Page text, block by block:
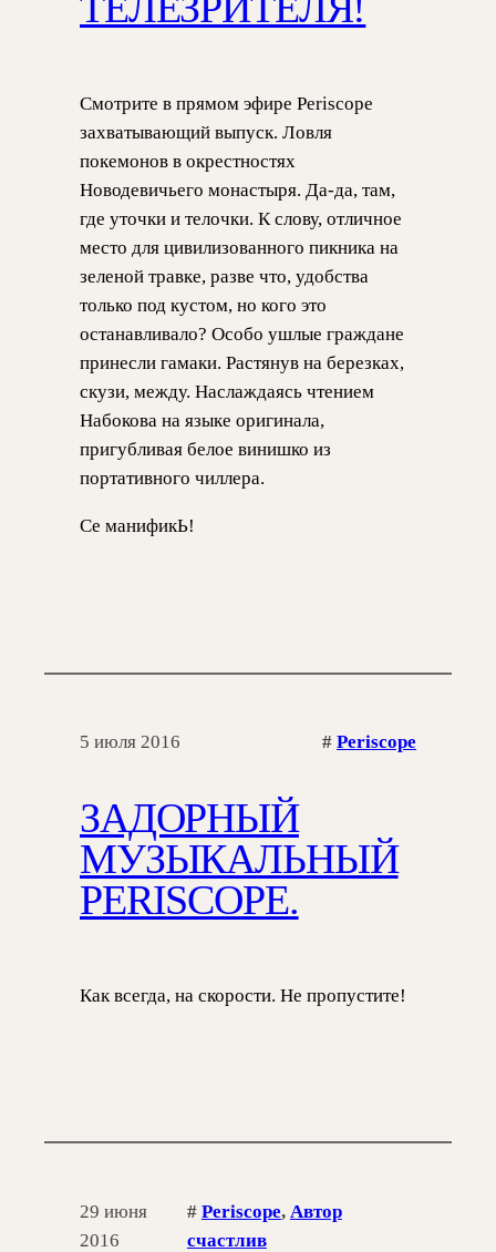
Смотрите в прямом эфире Periscope
захватывающий выпуск. Ловля
покемонов в окрестностях
Новодевичьего монастыря. Да-да, там,
где уточки и телочки. К слову, отличное
место для цивилизованного пикника на
зеленой травке, разве что, удобства
только под кустом, но кого это
останавливало? Особо ушлые граждане
принесли гамаки. Растянув на березках,
скузи, между. Наслаждаясь чтением
Набокова на языке оригинала,
пригубливая белое винишко из
портативного чиллера.
Се манификЬ!
5 июля 2016 # Periscope
ЗАДОРНЫЙ
МУЗЫКАЛЬНЫЙ
PERISCOPE.
Как всегда, на скорости. Не пропустите!
29 июня
2016
# Periscope, Автор
счастлив